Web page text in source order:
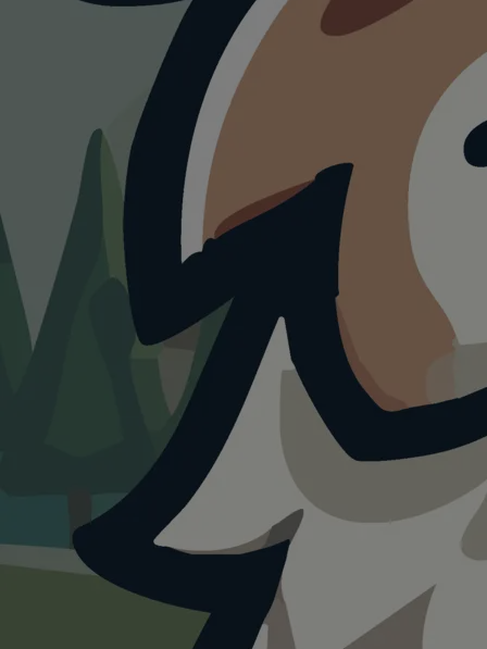
ATTRAKTION
Kraxlalm
Biergarten, Minigolf,
Spielgolf,
Freizeitpark
Rutesheim
Heute ist
für Kraxlalm Biergarten,
Minigolf, Spielgolf, Freizeitpark
Rutesheim.
OpenWeatherMap